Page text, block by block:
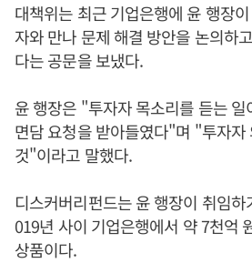
대책위는 최근 기업은행에 윤 행장
자와 만나 문제 해결 방안을 논의하
다는 공문을 보냈다.
윤 행장은 "투자자 목소리를 듣는
면담 요청을 받아들였다"며 "투자자
것"이라고 말했다.
디스커버리펀드는 윤 행장이 취임
019년 사이 기업은행에서 약 7천억
상품이다.